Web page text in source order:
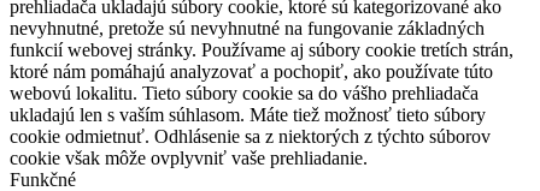
prehliadača ukladajú súbory cookie, ktoré sú kategorizované ako
nevyhnutné, pretože sú nevyhnutné na fungovanie základných
funkcií webovej stránky. Používame aj súbory cookie tretích strán,
ktoré nám pomáhajú analyzovať a pochopiť, ako používate túto
webovú lokalitu. Tieto súbory cookie sa do vášho prehliadača
ukladajú len s vaším súhlasom. Máte tiež možnosť tieto súbory
cookie odmietnuť. Odhlásenie sa z niektorých z týchto súborov
cookie však môže ovplyvniť vaše prehliadanie.
Funkčné